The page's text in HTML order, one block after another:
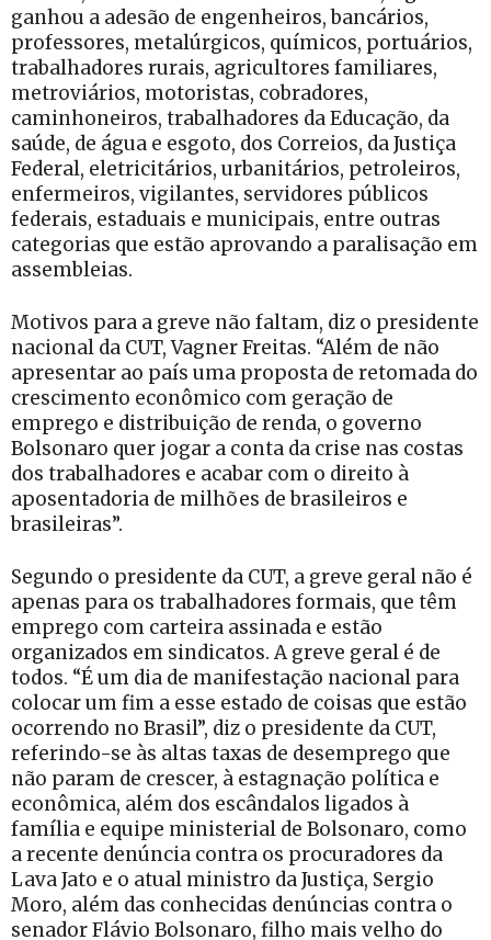
ganhou a adesão de engenheiros, bancários,
professores, metalúrgicos, químicos, portuários,
trabalhadores rurais, agricultores familiares,
metroviários, motoristas, cobradores,
caminhoneiros, trabalhadores da Educação, da
saúde, de água e esgoto, dos Correios, da Justiça
Federal, eletricitários, urbanitários, petroleiros,
enfermeiros, vigilantes, servidores públicos
federais, estaduais e municipais, entre outras
categorias que estão aprovando a paralisação em
assembleias.
Motivos para a greve não faltam, diz o presidente
nacional da CUT, Vagner Freitas. “Além de não
apresentar ao país uma proposta de retomada do
crescimento econômico com geração de
emprego e distribuição de renda, o governo
Bolsonaro quer jogar a conta da crise nas costas
dos trabalhadores e acabar com o direito à
aposentadoria de milhões de brasileiros e
brasileiras”.
Segundo o presidente da CUT, a greve geral não é
apenas para os trabalhadores formais, que têm
emprego com carteira assinada e estão
organizados em sindicatos. A greve geral é de
todos. “É um dia de manifestação nacional para
colocar um fim a esse estado de coisas que estão
ocorrendo no Brasil”, diz o presidente da CUT,
referindo-se às altas taxas de desemprego que
não param de crescer, à estagnação política e
econômica, além dos escândalos ligados à
família e equipe ministerial de Bolsonaro, como
a recente denúncia contra os procuradores da
Lava Jato e o atual ministro da Justiça, Sergio
Moro, além das conhecidas denúncias contra o
senador Flávio Bolsonaro, filho mais velho do